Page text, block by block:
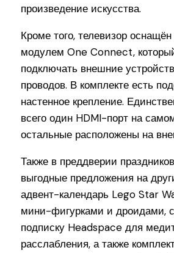
произведение искусства.
Кроме того, телевизор
модулем One Connect,
подключать внешние
проводов. В комплекте есть
настенное крепление.
всего один HDMI-порт на
остальные расположены на
Также в преддверии
выгодные предложения на
адвент-календарь Lego Star
мини-фигурками и дроидами,
подписку Headspace для
расслабления, а также